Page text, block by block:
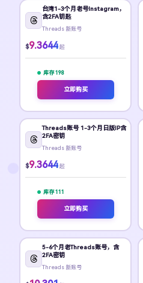
台湾1-3个月老号Instagram，
含2FA钥匙
Threads 新账号
$9.3644 起
库存 198
立即购买
Threads账号 1-3个月日版IP含
2FA密钥
Threads 新账号
$9.3644 起
库存 111
立即购买
5-6个月老Threads账号，含
2FA密钥
Threads 新账号